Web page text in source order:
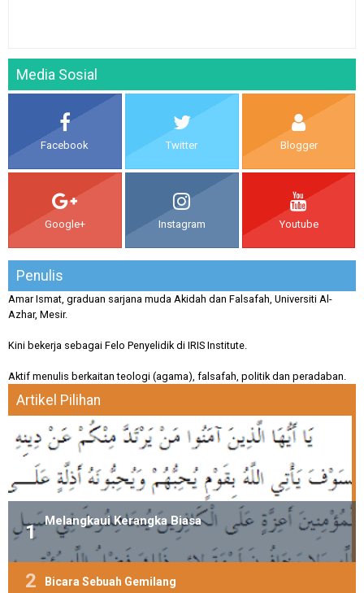
Media Sosial
Facebook Twitter Blogger
Google+ Instagram Youtube
Penulis
Amar Ismat, graduan sarjana muda Akidah dan Falsafah, Universiti Al-
Azhar, Mesir.
Kini bekerja sebagai Felo Penyelidik di IRIS Institute.
Aktif menulis berkaitan teologi (agama), falsafah, politik dan peradaban.
Artikel Pilihan
Melangkaui Kerangka Biasa
Bicara Sebuah Gemilang